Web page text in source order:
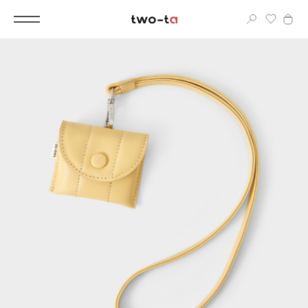
Корпоративным клиентам
Дополнительные услуги
Новинки